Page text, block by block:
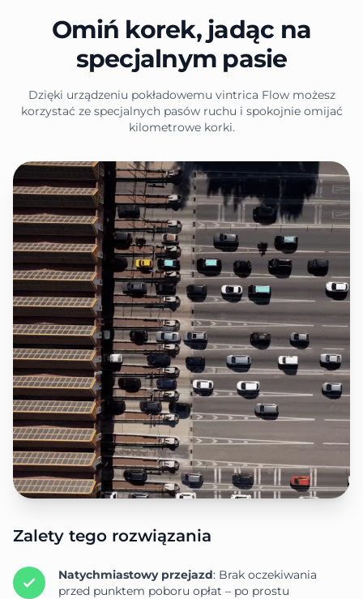
Omiń korek, jadąc na
specjalnym pasie
Dzięki urządzeniu pokładowemu vintrica Flow możesz
korzystać ze specjalnych pasów ruchu i spokojnie omijać
kilometrowe korki.
Zalety tego rozwiązania
Natychmiastowy przejazd: Brak oczekiwania
przed punktem poboru opłat – po prostu